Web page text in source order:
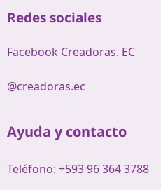
Redes sociales
Facebook Creadoras. EC
@creadoras.ec
Ayuda y contacto
Teléfono: +593 96 364 3788